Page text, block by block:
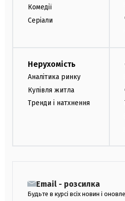
Комедії
Серіали
Нерухомість
Аналітика ринку
Купівля житла
Тренди і натхнення
Email - розсилка
Будьте в курсі всіх новин і